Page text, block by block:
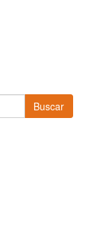
Buscar